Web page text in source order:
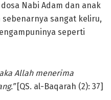
Nabi Adam dan anak
sebenarnya sangat keliru,
seperti
Allah menerima
[QS. al-Baqarah (2): 37]